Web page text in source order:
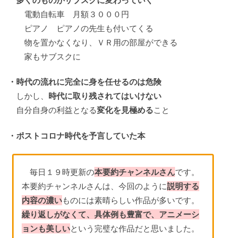
電動自転車 月額３０００円
ピアノ ピアノの先生も付いてくる
物を置かなくなり、ＶＲ用の部屋ができる
家もサブスクに
・時代の流れに完全に身を任せるのは危険
しかし、 時代に取り残されてはいけない
自分自身の利益となる変化を見極めること
・ポストコロナ時代を予言していた本
毎日１９時更新の本要約チャンネルさんです。
本要約チャンネルさんは、今回のように説明する
内容の濃いものには素晴らしい作品が多いです。
繰り返しがなくて、具体例も豊富で、アニメーシ
ョンも美しいという完璧な作品だと思いました。